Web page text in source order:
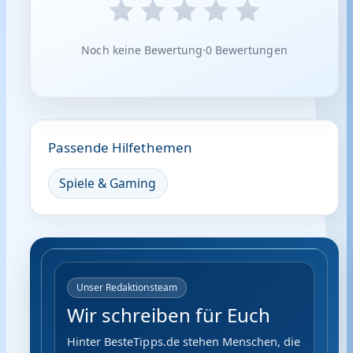
Noch keine Bewertung·0 Bewertungen
Passende Hilfethemen
Spiele & Gaming
Unser Redaktionsteam
Wir schreiben für Euch
Hinter BesteTipps.de stehen Menschen, die